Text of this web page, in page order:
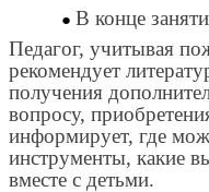
В конце
Педагог, учитывая
рекомендует
получения
вопросу,
информирует, где
инструменты, какие
вместе с детьми.